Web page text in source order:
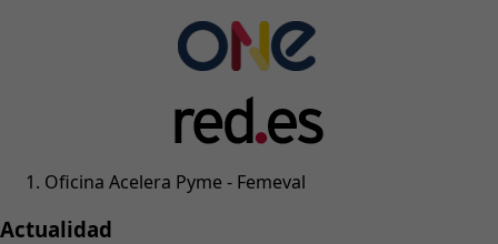
Oficina Acelera Pyme - Femeval
Actualidad